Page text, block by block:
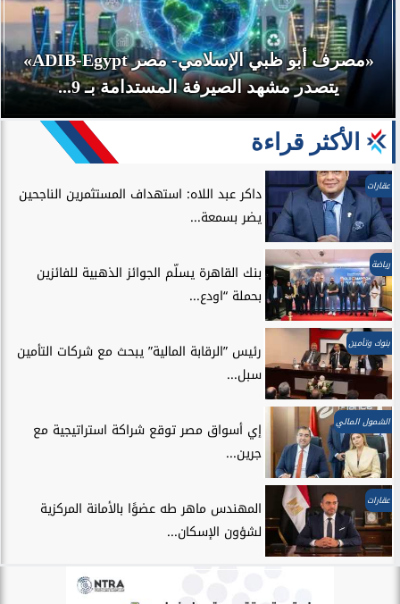
«مصرف أبو ظبي الإسلامي- مصر ADIB-Egypt»
يتصدر مشهد الصيرفة المستدامة بـ 9...
الأكثر قراءة
عقارات
داكر عبد اللاه: استهداف المستثمرين الناجحين
يضر بسمعة...
رياضة
بنك القاهرة يسلّم الجوائز الذهبية للفائزين
بحملة “اودع...
بنوك وتأمين
رئيس ”الرقابة المالية” يبحث مع شركات التأمين
سبل...
الشمول المالي
إي أسواق مصر توقع شراكة استراتيجية مع
جرين...
عقارات
المهندس ماهر طه عضوًا بالأمانة المركزية
لشؤون الإسكان...